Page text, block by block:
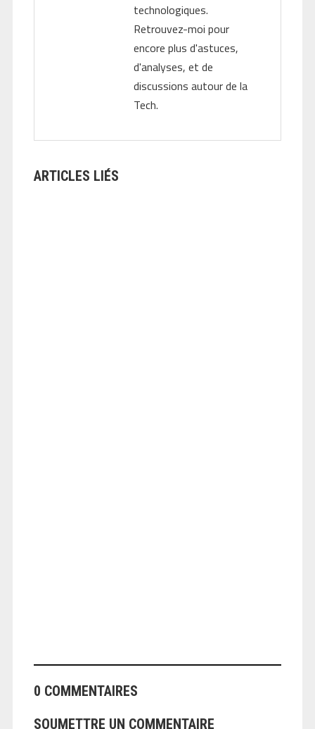
technologiques.
Retrouvez-moi pour
encore plus d'astuces,
d'analyses, et de
discussions autour de la
Tech.
ARTICLES LIÉS
0 COMMENTAIRES
SOUMETTRE UN COMMENTAIRE